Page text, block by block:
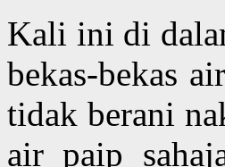
Kali ini di
bekas-bekas
tidak berani
air paip